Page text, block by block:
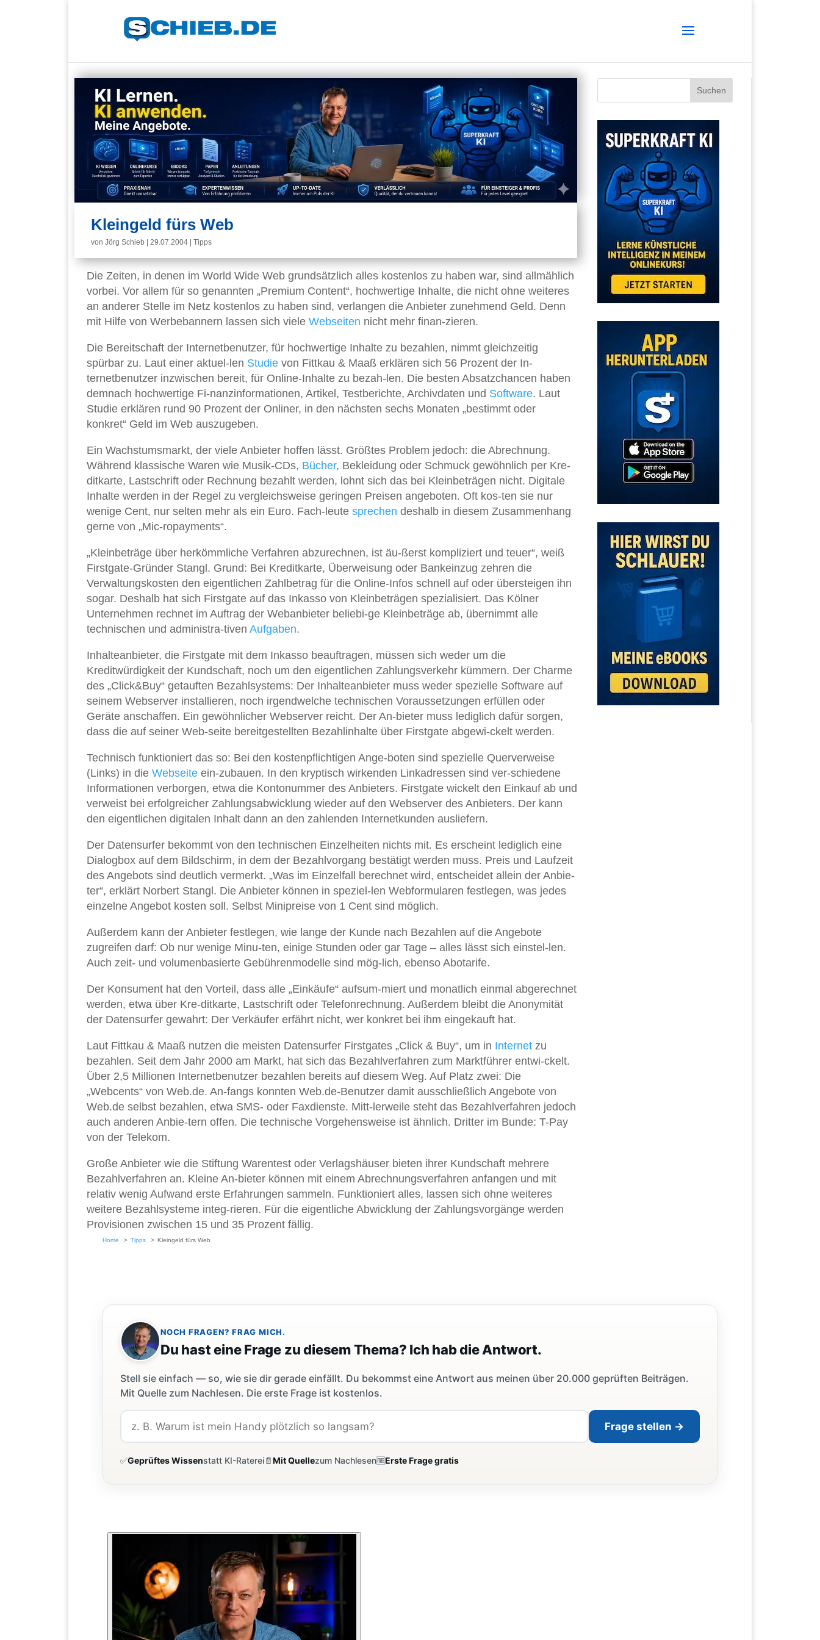
Kleingeld fürs Web
von Jörg Schieb 29.07.2004 Tipps
Die Zeiten, in denen im World Wide Web grundsätzlich alles kostenlos zu haben war, sind allmählich
vorbei. Vor allem für so genannten „Premium Content“, hochwertige Inhalte, die nicht ohne weiteres
an anderer Stelle im Netz kostenlos zu haben sind, verlangen die Anbieter zunehmend Geld. Denn
mit Hilfe von Werbebannern lassen sich viele Webseiten nicht mehr finan-zieren.
Die Bereitschaft der Internetbenutzer, für hochwertige Inhalte zu bezahlen, nimmt gleichzeitig
spürbar zu. Laut einer aktuel-len Studie von Fittkau & Maaß erklären sich 56 Prozent der In-
ternetbenutzer inzwischen bereit, für Online-Inhalte zu bezah-len. Die besten Absatzchancen haben
demnach hochwertige Fi-nanzinformationen, Artikel, Testberichte, Archivdaten und Software. Laut
Studie erklären rund 90 Prozent der Onliner, in den nächsten sechs Monaten „bestimmt oder
konkret“ Geld im Web auszugeben.
Ein Wachstumsmarkt, der viele Anbieter hoffen lässt. Größtes Problem jedoch: die Abrechnung.
Während klassische Waren wie Musik-CDs, Bücher, Bekleidung oder Schmuck gewöhnlich per Kre-
ditkarte, Lastschrift oder Rechnung bezahlt werden, lohnt sich das bei Kleinbeträgen nicht. Digitale
Inhalte werden in der Regel zu vergleichsweise geringen Preisen angeboten. Oft kos-ten sie nur
wenige Cent, nur selten mehr als ein Euro. Fach-leute sprechen deshalb in diesem Zusammenhang
gerne von „Mic-ropayments“.
„Kleinbeträge über herkömmliche Verfahren abzurechnen, ist äu-ßerst kompliziert und teuer“, weiß
Firstgate-Gründer Stangl. Grund: Bei Kreditkarte, Überweisung oder Bankeinzug zehren die
Verwaltungskosten den eigentlichen Zahlbetrag für die Online-Infos schnell auf oder übersteigen ihn
sogar. Deshalb hat sich Firstgate auf das Inkasso von Kleinbeträgen spezialisiert. Das Kölner
Unternehmen rechnet im Auftrag der Webanbieter beliebi-ge Kleinbeträge ab, übernimmt alle
technischen und administra-tiven Aufgaben.
Inhalteanbieter, die Firstgate mit dem Inkasso beauftragen, müssen sich weder um die
Kreditwürdigkeit der Kundschaft, noch um den eigentlichen Zahlungsverkehr kümmern. Der Charme
des „Click&Buy“ getauften Bezahlsystems: Der Inhalteanbieter muss weder spezielle Software auf
seinem Webserver installieren, noch irgendwelche technischen Voraussetzungen erfüllen oder
Geräte anschaffen. Ein gewöhnlicher Webserver reicht. Der An-bieter muss lediglich dafür sorgen,
dass die auf seiner Web-seite bereitgestellten Bezahlinhalte über Firstgate abgewi-ckelt werden.
Technisch funktioniert das so: Bei den kostenpflichtigen Ange-boten sind spezielle Querverweise
(Links) in die Webseite ein-zubauen. In den kryptisch wirkenden Linkadressen sind ver-schiedene
Informationen verborgen, etwa die Kontonummer des Anbieters. Firstgate wickelt den Einkauf ab und
verweist bei erfolgreicher Zahlungsabwicklung wieder auf den Webserver des Anbieters. Der kann
den eigentlichen digitalen Inhalt dann an den zahlenden Internetkunden ausliefern.
Der Datensurfer bekommt von den technischen Einzelheiten nichts mit. Es erscheint lediglich eine
Dialogbox auf dem Bildschirm, in dem der Bezahlvorgang bestätigt werden muss. Preis und Laufzeit
des Angebots sind deutlich vermerkt. „Was im Einzelfall berechnet wird, entscheidet allein der Anbie-
ter“, erklärt Norbert Stangl. Die Anbieter können in speziel-len Webformularen festlegen, was jedes
einzelne Angebot kosten soll. Selbst Minipreise von 1 Cent sind möglich.
Außerdem kann der Anbieter festlegen, wie lange der Kunde nach Bezahlen auf die Angebote
zugreifen darf: Ob nur wenige Minu-ten, einige Stunden oder gar Tage – alles lässt sich einstel-len.
Auch zeit- und volumenbasierte Gebührenmodelle sind mög-lich, ebenso Abotarife.
Der Konsument hat den Vorteil, dass alle „Einkäufe“ aufsum-miert und monatlich einmal abgerechnet
werden, etwa über Kre-ditkarte, Lastschrift oder Telefonrechnung. Außerdem bleibt die Anonymität
der Datensurfer gewahrt: Der Verkäufer erfährt nicht, wer konkret bei ihm eingekauft hat.
Laut Fittkau & Maaß nutzen die meisten Datensurfer Firstgates „Click & Buy“, um in Internet zu
bezahlen. Seit dem Jahr 2000 am Markt, hat sich das Bezahlverfahren zum Marktführer entwi-ckelt.
Über 2,5 Millionen Internetbenutzer bezahlen bereits auf diesem Weg. Auf Platz zwei: Die
„Webcents“ von Web.de. An-fangs konnten Web.de-Benutzer damit ausschließlich Angebote von
Web.de selbst bezahlen, etwa SMS- oder Faxdienste. Mitt-lerweile steht das Bezahlverfahren jedoch
auch anderen Anbie-tern offen. Die technische Vorgehensweise ist ähnlich. Dritter im Bunde: T-Pay
von der Telekom.
Große Anbieter wie die Stiftung Warentest oder Verlagshäuser bieten ihrer Kundschaft mehrere
Bezahlverfahren an. Kleine An-bieter können mit einem Abrechnungsverfahren anfangen und mit
relativ wenig Aufwand erste Erfahrungen sammeln. Funktioniert alles, lassen sich ohne weiteres
weitere Bezahlsysteme integ-rieren. Für die eigentliche Abwicklung der Zahlungsvorgänge werden
Provisionen zwischen 15 und 35 Prozent fällig.
Home Tipps Kleingeld fürs Web
NOCH FRAGEN? FRAG MICH.
Du hast eine Frage zu diesem Thema? Ich hab die Antwort.
Stell sie einfach — so, wie sie dir gerade einfällt. Du bekommst eine Antwort aus meinen über 20.000 geprüften Beiträgen.
Mit Quelle zum Nachlesen. Die erste Frage ist kostenlos.
Frage stellen →
✅Geprüftes Wissenstatt KI-Raterei📄Mit Quellezum Nachlesen🆓Erste Frage gratis